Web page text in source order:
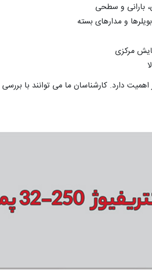
بارانی و سطحی
و مدارهای بسته
مرکزی
دارد. کارشناسان ما می‌ توانند با